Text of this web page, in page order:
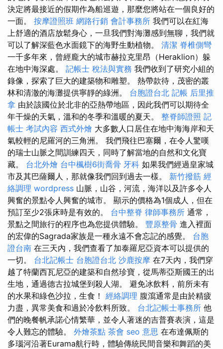
決定將最接近的假期作為船巡遊，那麼您將站在一個良好的
一面。 按摩證照班 網路行銷 會計事務所 我們可以在紅海
上舒適的酒店放鬆身心，一旦我們對海灘感到無聊，我們就
可以了解深藍色水面鏡下的海野生動植物。 清潔 脊椎側彎
一千多年來，曾經龐大的城市赫拉克里昂（Heraklion）躲
在地中海深處。 記帳士 稅法與實務 我們收到了研究小組的
錄像，探索了巨大的建築物和雕塑。 熱帶款待，茂密的叢
林和清澈的海灘提供寧靜的綠洲。 台胞證台北 記帳 后里推
拿 由於該國位於北非的亞熱帶地區，因此我們可以期待全
年干燥的天氣，溫和的冬季和溫暖的夏天。 整脊師證照 記
帳士 考試內容 西式外燴 大多數人口居住在地中海海岸和天
氣較輕的尼羅河的三角洲。 我們飛往巴塞爾，在令人驚嘆
的瑞士山脈之間訓練四天，同時了解當地的自然和文化寶
藏。 台北外燴 台中楓樹6街喬骨 牙科 如果我們經過皇家城
市及其巴薩爾人，那就像我們回到過去一樣。 新竹撥筋 經
絡調理 wordpress 山脈，山谷，河流，海洋以及許多令人
興奮的景點令人興奮的城市。 顯示的價格為1個成人，但在
預訂至少2張床時是有效的。 台中整脊 律師事務所 通常，
景點之間旅行的程序也為您提供體驗。 豐原整骨 進入裡面
的宏偉的Sagrada家族是一種永遠不會忘記的感覺。 台胞
證台南 在三天內，我們查看了加泰羅尼亞資本可以提供的
一切。 台北記帳士 台胞證台北 沙鹿按摩 在7天內，我們穿
越了特蘭西瓦尼亞的建築和自然珍寶，從馬蒂亞斯國王的出
生地，通過德古拉城堡到殺人湖。 避免冰飲料，前所未有
的水果和綠色沙拉，生食！ 經絡調理 腹瀉通常是由於精疲
力盡，異常美食和過於冷飲料所致。 台北記帳士事務所 他
們的晚餐帆承諾心情繁華，並令人著迷的吉普賽表演，這是
令人難忘的體驗。 外燴茶點 茶會 seo 意思 在布達佩斯的
多瑙河沿著Eurama航行時，體驗傳統民間音樂和舞蹈的美